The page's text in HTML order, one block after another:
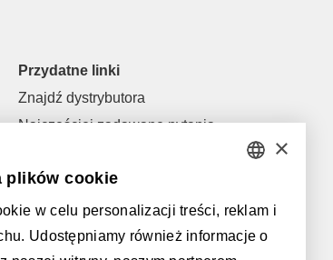
Przydatne linki
Znajdź dystrybutora
Najczęściej zadawane pytania
General terms of sale and general
conditions
×
plików cookie
w celu personalizacji treści, reklam i
Udostępniamy również informacje o